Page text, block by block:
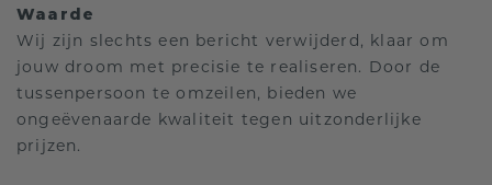
Waarde
Wij zijn slechts een bericht verwijderd, klaar om
jouw droom met precisie te realiseren. Door de
tussenpersoon te omzeilen, bieden we
ongeëvenaarde kwaliteit tegen uitzonderlijke
prijzen.